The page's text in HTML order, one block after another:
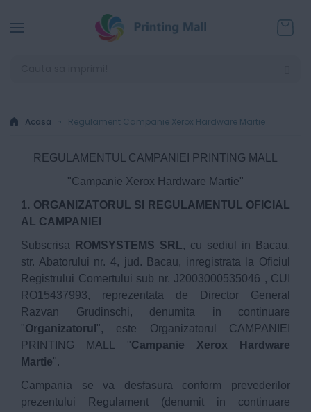
Acasă Regulament Campanie Xerox Hardware Martie
REGULAMENTUL CAMPANIEI PRINTING MALL
"Campanie Xerox Hardware Martie"
1. ORGANIZATORUL SI REGULAMENTUL OFICIAL
AL CAMPANIEI
Subscrisa
ROMSYSTEMS SRL, cu sediul in Bacau,
str. Abatorului nr. 4, jud. Bacau, inregistrata la Oficiul
Registrului Comertului sub nr. J2003000535046 , CUI
RO15437993, reprezentata de Director General
Razvan Grudinschi, denumita in continuare
"Organizatorul ", este Organizatorul CAMPANIEI
PRINTING MALL "Campanie Xerox Hardware
Martie".
Campania se va desfasura conform prevederilor
prezentului Regulament (denumit in continuare